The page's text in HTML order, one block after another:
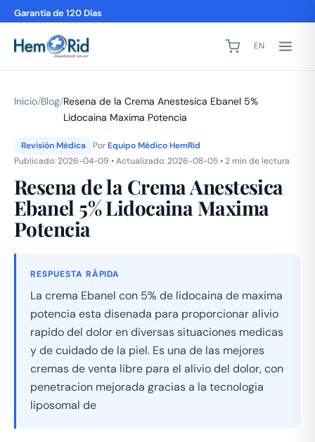
Garantía de 120 Días
EN
Inicio/Blog/Resena de la Crema Anestesica Ebanel 5%
Lidocaina Maxima Potencia
Revisión Médica PorEquipo Médico HemRid
Publicado: 2026-04-09 • Actualizado: 2026-08-05 • 2 min de lectura
Resena de la Crema Anestesica
Ebanel 5% Lidocaina Maxima
Potencia
RESPUESTA RÁPIDA
La crema Ebanel con 5% de lidocaina de maxima
potencia esta disenada para proporcionar alivio
rapido del dolor en diversas situaciones medicas
y de cuidado de la piel. Es una de las mejores
cremas de venta libre para el alivio del dolor, con
penetracion mejorada gracias a la tecnologia
liposomal de